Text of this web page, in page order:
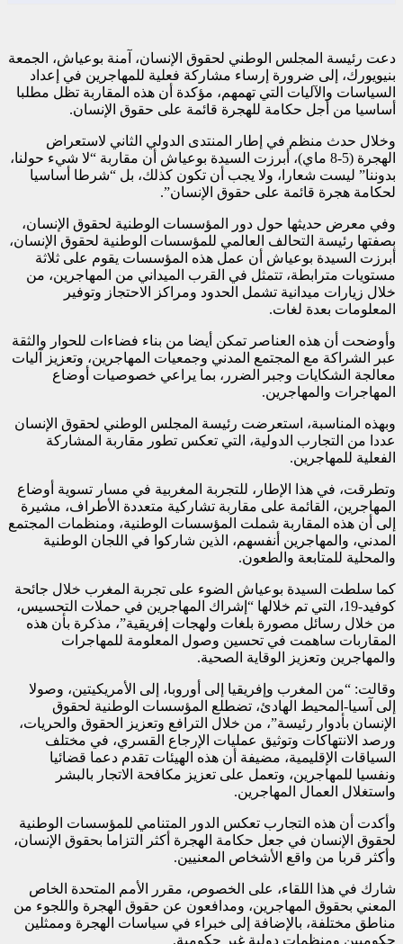
دعت رئيسة المجلس الوطني لحقوق الإنسان، آمنة بوعياش، الجمعة
بنيويورك، إلى ضرورة إرساء مشاركة فعلية للمهاجرين في إعداد
السياسات والآليات التي تهمهم، مؤكدة أن هذه المقاربة تظل مطلبا
أساسيا من أجل حكامة للهجرة قائمة على حقوق الإنسان.
وخلال حدث منظم في إطار المنتدى الدولي الثاني لاستعراض
الهجرة (5-8 ماي)، أبرزت السيدة بوعياش أن مقاربة “لا شيء حولنا،
بدوننا” ليست شعارا، ولا يجب أن تكون كذلك، بل “شرطا أساسيا
لحكامة هجرة قائمة على حقوق الإنسان”.
وفي معرض حديثها حول دور المؤسسات الوطنية لحقوق الإنسان،
بصفتها رئيسة التحالف العالمي للمؤسسات الوطنية لحقوق الإنسان،
أبرزت السيدة بوعياش أن عمل هذه المؤسسات يقوم على ثلاثة
مستويات مترابطة، تتمثل في القرب الميداني من المهاجرين، من
خلال زيارات ميدانية تشمل الحدود ومراكز الاحتجاز وتوفير
المعلومات بعدة لغات.
وأوضحت أن هذه العناصر تمكن أيضا من بناء فضاءات للحوار والثقة
عبر الشراكة مع المجتمع المدني وجمعيات المهاجرين، وتعزيز آليات
معالجة الشكايات وجبر الضرر، بما يراعي خصوصيات أوضاع
المهاجرات والمهاجرين.
وبهذه المناسبة، استعرضت رئيسة المجلس الوطني لحقوق الإنسان
عددا من التجارب الدولية، التي تعكس تطور مقاربة المشاركة
الفعلية للمهاجرين.
وتطرقت، في هذا الإطار، للتجربة المغربية في مسار تسوية أوضاع
المهاجرين، القائمة على مقاربة تشاركية متعددة الأطراف، مشيرة
إلى أن هذه المقاربة شملت المؤسسات الوطنية، ومنظمات المجتمع
المدني، والمهاجرين أنفسهم، الذين شاركوا في اللجان الوطنية
والمحلية للمتابعة والطعون.
كما سلطت السيدة بوعياش الضوء على تجربة المغرب خلال جائحة
كوفيد-19، التي تم خلالها “إشراك المهاجرين في حملات التحسيس،
من خلال رسائل مصورة بلغات ولهجات إفريقية”، مذكرة بأن هذه
المقاربات ساهمت في تحسين وصول المعلومة للمهاجرات
والمهاجرين وتعزيز الوقاية الصحية.
وقالت: “من المغرب وإفريقيا إلى أوروبا، إلى الأمريكيتين، وصولا
إلى آسيا-المحيط الهادئ، تضطلع المؤسسات الوطنية لحقوق
الإنسان بأدوار رئيسة”، من خلال الترافع وتعزيز الحقوق والحريات،
ورصد الانتهاكات وتوثيق عمليات الإرجاع القسري، في مختلف
السياقات الإقليمية، مضيفة أن هذه الهيئات تقدم دعما قضائيا
ونفسيا للمهاجرين، وتعمل على تعزيز مكافحة الاتجار بالبشر
واستغلال العمال المهاجرين.
وأكدت أن هذه التجارب تعكس الدور المتنامي للمؤسسات الوطنية
لحقوق الإنسان في جعل حكامة الهجرة أكثر التزاما بحقوق الإنسان،
وأكثر قربا من واقع الأشخاص المعنيين.
شارك في هذا اللقاء، على الخصوص، مقرر الأمم المتحدة الخاص
المعني بحقوق المهاجرين، ومدافعون عن حقوق الهجرة واللجوء من
مناطق مختلفة، بالإضافة إلى خبراء في سياسات الهجرة وممثلين
حكوميين ومنظمات دولية غير حكومية.